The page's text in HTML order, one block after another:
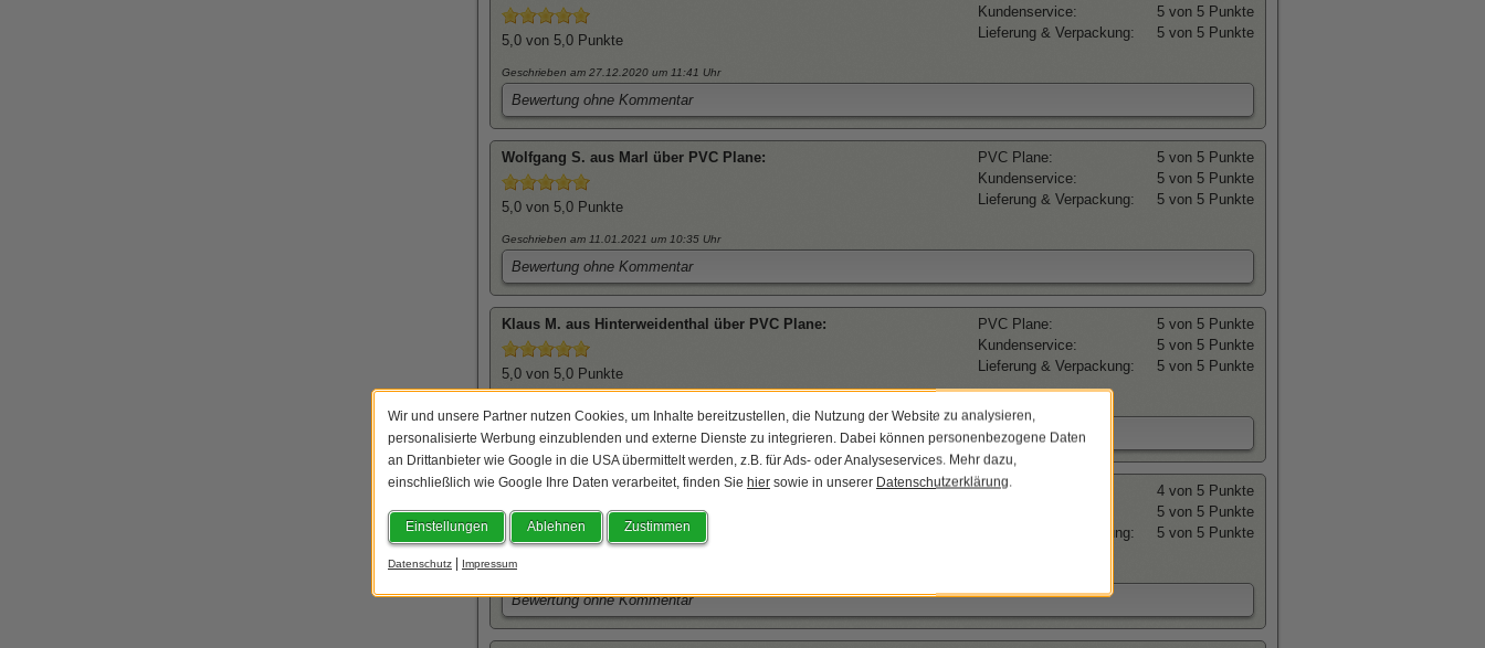
5,0 von 5,0 Punkte
Kundenservice:
5 von 5 Punkte
Lieferung & Verpackung:
5 von 5 Punkte
Geschrieben am 27.12.2020 um 11:41 Uhr
Bewertung ohne Kommentar
Wolfgang S. aus Marl über PVC Plane:
5,0 von 5,0 Punkte
PVC Plane:
5 von 5 Punkte
Kundenservice:
5 von 5 Punkte
Lieferung & Verpackung:
5 von 5 Punkte
Geschrieben am 11.01.2021 um 10:35 Uhr
Bewertung ohne Kommentar
Klaus M. aus Hinterweidenthal über PVC Plane:
5,0 von 5,0 Punkte
PVC Plane:
5 von 5 Punkte
Kundenservice:
5 von 5 Punkte
Lieferung & Verpackung:
5 von 5 Punkte
Bewertung ohne Kommentar
VincentC. aus Hallenberg über PVC Plane:
4,7von 5,0 Punkte
PVC Plane:
4 von 5 Punkte
5 von 5 Punkte
Lieferung & Verpackung:
5 von 5 Punkte
Geschrieben am 26.02.2021
Bewertung ohne Kommentar
Wir und unsere Partner nutzen Cookies, um Inhalte bereitzustellen, die Nutzung der Website zu analysieren,
personalisierte Werbung einzublenden und externe Dienste zu integrieren. Dabei können personenbezogene Daten
an Drittanbieter wie Google in die USA übermittelt werden, z.B. für Ads- oder Analyseservices. Mehr dazu,
einschließlich wie Google Ihre Daten verarbeitet, finden Sie hier sowie in unserer Datenschutzerklärung.
Einstellungen Ablehnen Zustimmen
Datenschutz | Impressum